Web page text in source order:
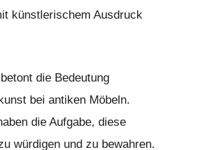
künstlerischem Ausdruck
die Bedeutung
bei antiken Möbeln.
die Aufgabe, diese
würdigen und zu bewahren.